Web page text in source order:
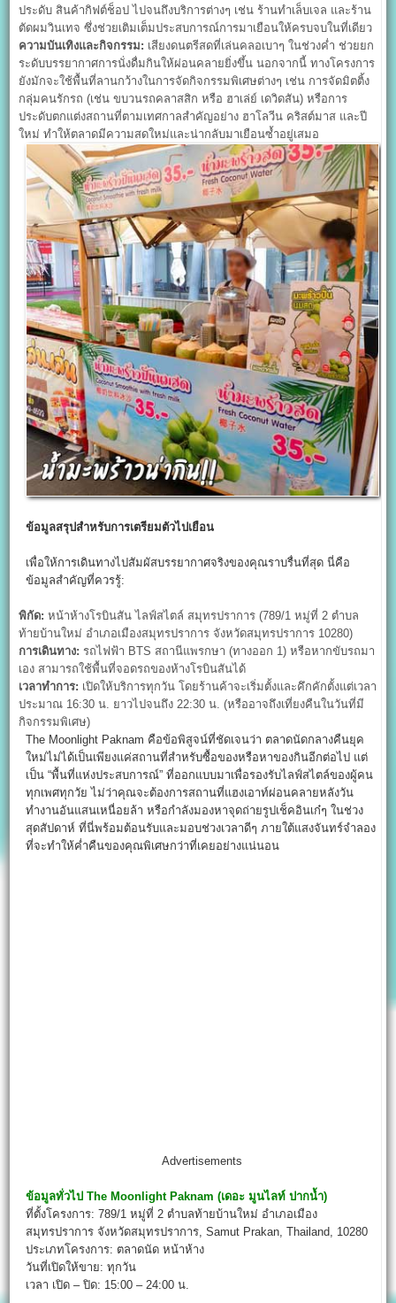
ประดับ สินค้ากิฟต์ช็อป ไปจนถึงบริการต่างๆ เช่น ร้านทำเล็บเจล และร้าน
ตัดผมวินเทจ ซึ่งช่วยเติมเต็มประสบการณ์การมาเยือนให้ครบจบในที่เดียว
ความบันเทิงและกิจกรรม: เสียงดนตรีสดที่เล่นคลอเบาๆ ในช่วงค่ำ ช่วยยก
ระดับบรรยากาศการนั่งดื่มกินให้ผ่อนคลายยิ่งขึ้น นอกจากนี้ ทางโครงการ
ยังมักจะใช้พื้นที่ลานกว้างในการจัดกิจกรรมพิเศษต่างๆ เช่น การจัดมิตติ้ง
กลุ่มคนรักรถ (เช่น ขบวนรถคลาสสิก หรือ ฮาเล่ย์ เดวิดสัน) หรือการ
ประดับตกแต่งสถานที่ตามเทศกาลสำคัญอย่าง ฮาโลวีน คริสต์มาส และปี
ใหม่ ทำให้ตลาดมีความสดใหม่และน่ากลับมาเยือนซ้ำอยู่เสมอ
ข้อมูลสรุปสำหรับการเตรียมตัวไปเยือน
เพื่อให้การเดินทางไปสัมผัสบรรยากาศจริงของคุณราบรื่นที่สุด นี่คือ
ข้อมูลสำคัญที่ควรรู้:
พิกัด: หน้าห้างโรบินสัน ไลฟ์สไตล์ สมุทรปราการ (789/1 หมู่ที่ 2 ตำบล
ท้ายบ้านใหม่ อำเภอเมืองสมุทรปราการ จังหวัดสมุทรปราการ 10280)
การเดินทาง: รถไฟฟ้า BTS สถานีแพรกษา (ทางออก 1) หรือหากขับรถมา
เอง สามารถใช้พื้นที่จอดรถของห้างโรบินสันได้
เวลาทำการ: เปิดให้บริการทุกวัน โดยร้านค้าจะเริ่มตั้งและคึกคักตั้งแต่เวลา
ประมาณ 16:30 น. ยาวไปจนถึง 22:30 น. (หรืออาจถึงเที่ยงคืนในวันที่มี
กิจกรรมพิเศษ)
The Moonlight Paknam คือข้อพิสูจน์ที่ชัดเจนว่า ตลาดนัดกลางคืนยุค
ใหม่ไม่ได้เป็นเพียงแค่สถานที่สำหรับซื้อของหรือหาของกินอีกต่อไป แต่
เป็น “พื้นที่แห่งประสบการณ์” ที่ออกแบบมาเพื่อรองรับไลฟ์สไตล์ของผู้คน
ทุกเพศทุกวัย ไม่ว่าคุณจะต้องการสถานที่แฮงเอาท์ผ่อนคลายหลังวัน
ทำงานอันแสนเหนื่อยล้า หรือกำลังมองหาจุดถ่ายรูปเช็คอินเก๋ๆ ในช่วง
สุดสัปดาห์ ที่นี่พร้อมต้อนรับและมอบช่วงเวลาดีๆ ภายใต้แสงจันทร์จำลอง
ที่จะทำให้ค่ำคืนของคุณพิเศษกว่าที่เคยอย่างแน่นอน
Advertisements
ข้อมูลทั่วไป The Moonlight Paknam (เดอะ มูนไลท์ ปากน้ำ)
ที่ตั้งโครงการ: 789/1 หมู่ที่ 2 ตำบลท้ายบ้านใหม่ อำเภอเมือง
สมุทรปราการ จังหวัดสมุทรปราการ, Samut Prakan, Thailand, 10280
ประเภทโครงการ: ตลาดนัด หน้าห้าง
วันที่เปิดให้ขาย: ทุกวัน
เวลา เปิด – ปิด: 15:00 – 24:00 น.